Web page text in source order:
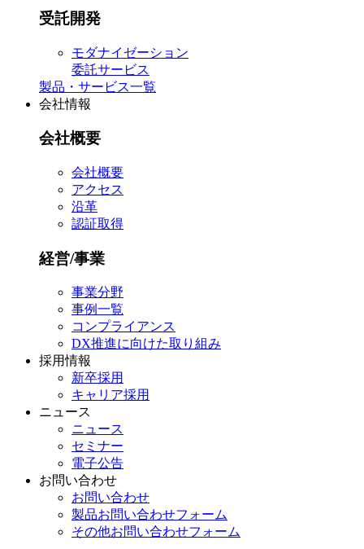
受託開発
モダナイゼーション
委託サービス
製品・サービス一覧
会社情報
会社概要
会社概要
アクセス
沿革
認証取得
経営/事業
事業分野
事例一覧
コンプライアンス
DX推進に向けた取り組み
採用情報
新卒採用
キャリア採用
ニュース
ニュース
セミナー
電子公告
お問い合わせ
お問い合わせ
製品お問い合わせフォーム
その他お問い合わせフォーム